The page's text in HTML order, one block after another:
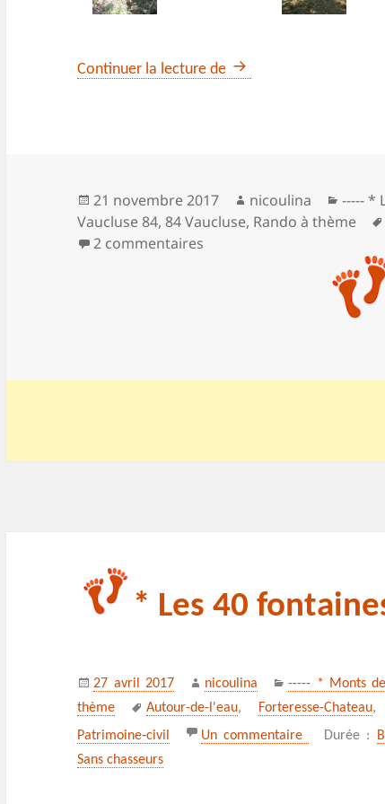
Continuer la lecture de Les garrigues de
Publié
le
21 novembre 2017 Auteur
nicoulina ----- *
Vaucluse 84, 84 Vaucluse, Rando à thème
2 commentaires
* Les 40
Publié
le
27 avril 2017 Auteur
nicoulina Catégories
----- * Monts
thème
Mots-
clés
Autour-de-l'eau, Forteresse-Chateau,
Patrimoine‑civil
Un commentaire
sur * Les 40
Durée :
Sans chasseurs